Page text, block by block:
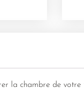
la chambre de